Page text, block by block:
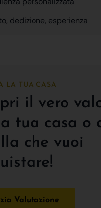
dedizione, esperienza
LA TUA CASA
il vero
tua casa o
che vuoi
Valutazione